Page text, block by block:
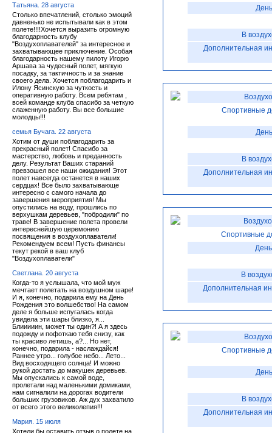
Татьяна. 28 августа
Столько впечатлений, столько эмоций
давненько не испытывали как в этом
полете!!!!Хочется выразить огромную
благодарность клубу
"Воздухоплавателей" за интересное и
захватывающее приключение. Особая
благодарность нашему пилоту Игорю
Аршава за чудесный полет, мягкую
посадку, за тактичность и за знание
своего дела. Хочется поблагодарить и
Илону Ясинскую за чуткость и
оперативную работу. Всем ребятам ,
всей команде клуба спасибо за четкую
слаженную работу. Вы все большие
молодцы!!!
семья Бучага. 22 августа
Хотим от души поблагодарить за
прекрасный полет! Спасибо за
мастерство, любовь и преданность
делу. Результат Ваших стараний
превзошел все наши ожидания! Этот
полет навсегда останется в наших
сердцах! Все было захватывающе
интересно с самого начала до
завершения мероприятия! Мы
опустились на воду, прошлись по
верхушкам деревьев, "побродили" по
траве! В завершение полета провели
интереснейшую церемонию
посвящения в воздухоплаватели!
Рекомендуем всем! Пусть финансы
текут рекой в ваш клуб
"Воздухоплаватели"
Светлана. 20 августа
Когда-то я услышала, что мой муж
мечтает полетать на воздушном шаре!
И я, конечно, подарила ему на День
Рождения это волшебство! На самом
деле я больше испугалась когда
увидела эти шары близко, я...
Блииииин, может ты один?! А я здесь
подожду и пофоткаю тебя снизу, как
ты красиво летишь, а?... Но нет,
конечно, подарила - наслаждайся!
Раннее утро... голубое небо... Лето...
Вид восходящего солнца! И можно
рукой достать до макушек деревьев.
Мы опускались к самой воде,
пролетали над маленькими домиками,
нам сигналили на дорогах водители
больших грузовиков. Аж дух захватило
от всего этого великолепия!!!
Мария. 15 июля
Хотели бы оставить отзыв о полете на
В
Дополнительная
Спортивные
В
Дополнительная
Спортивные
В
Дополнительная
Спортивные
В
Дополнительная